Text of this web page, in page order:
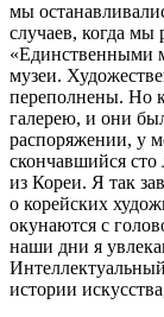
мы
случаев, когда мы
«Единственными
музеи.
переполнены. Но
галерею, и они
распоряжении, у
скончавшийся
из Кореи. Я так
о корейских
окунаются с
наши дни я
истории